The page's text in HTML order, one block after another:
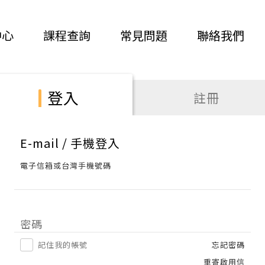
課程查詢 常見問題 聯絡我們
登入 註冊
E-mail / 手機登入
電子信箱或台灣手機號碼
密碼
記住我的帳號
忘記密碼
重寄啟用信